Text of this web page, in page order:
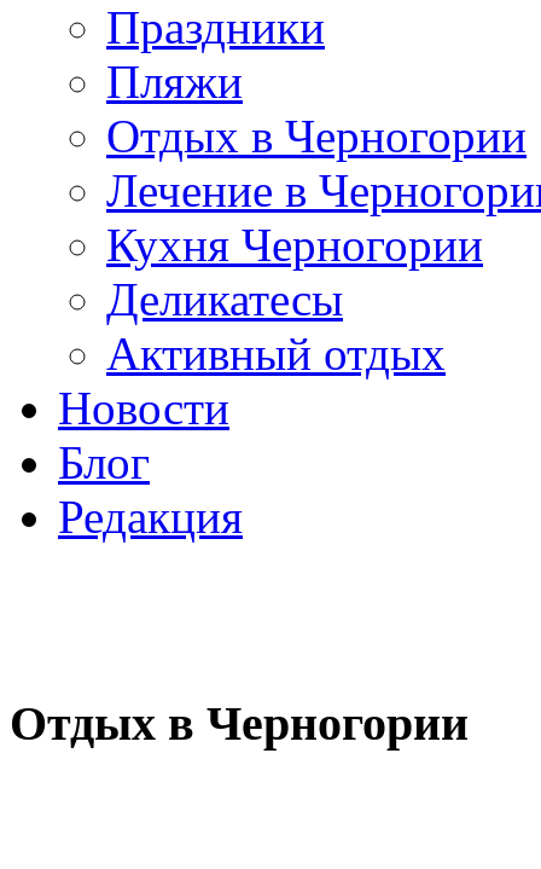
Праздники
Пляжи
Отдых в Черногории
Лечение в
Кухня Черногории
Деликатесы
Активный отдых
Новости
Блог
Редакция
Отдых в Черногории